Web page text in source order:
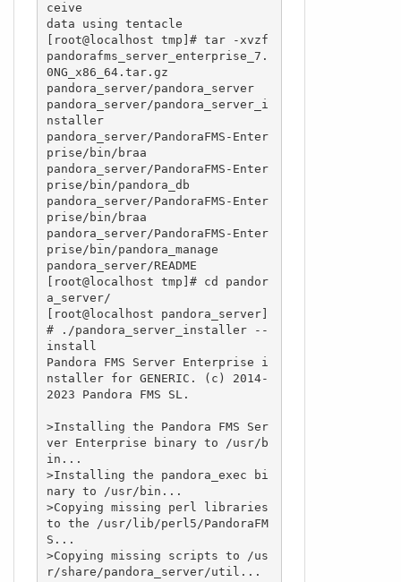
ceive
data using tentacle
[root@localhost tmp]# tar -xvzf
pandorafms_server_enterprise_7.
0NG_x86_64.tar.gz
pandora_server/pandora_server
pandora_server/pandora_server_i
nstaller
pandora_server/PandoraFMS-Enter
prise/bin/braa
pandora_server/PandoraFMS-Enter
prise/bin/pandora_db
pandora_server/PandoraFMS-Enter
prise/bin/braa
pandora_server/PandoraFMS-Enter
prise/bin/pandora_manage
pandora_server/README
[root@localhost tmp]# cd pandor
a_server/
[root@localhost pandora_server]
# ./pandora_server_installer --
install
Pandora FMS Server Enterprise i
nstaller for GENERIC. (c) 2014-
2023 Pandora FMS SL.
>Installing the Pandora FMS Ser
ver Enterprise binary to /usr/b
in...
>Installing the pandora_exec bi
nary to /usr/bin...
>Copying missing perl libraries
to the /usr/lib/perl5/PandoraFM
S...
>Copying missing scripts to /us
r/share/pandora_server/util...